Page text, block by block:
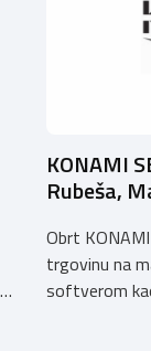
KONAMI
Rubeša,
Obrt
trgovinu na
softverom